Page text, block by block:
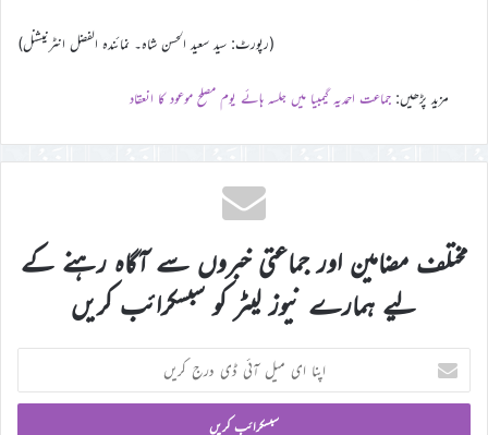
(رپورٹ: سید سعید الحسن شاہ۔ نمائندہ الفضل انٹرنیشنل)
مزید پڑھیں: جماعت احمدیہ گیمبیا میں جلسہ ہائے یوم مصلح موعود کا انعقاد
مختلف مضامین اور جماعتی خبروں سے آگاہ رہنے کے
لیے ہمارے نیوز لیٹر کو سبسکرائب کریں
اپنا
ای
میل